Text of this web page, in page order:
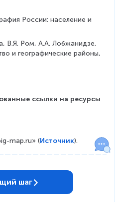
России: население и
В.Я. Ром, А.А. Лобжанидзе.
и географические районы,
ссылки на ресурсы
map.ru» (Источник).
шаг